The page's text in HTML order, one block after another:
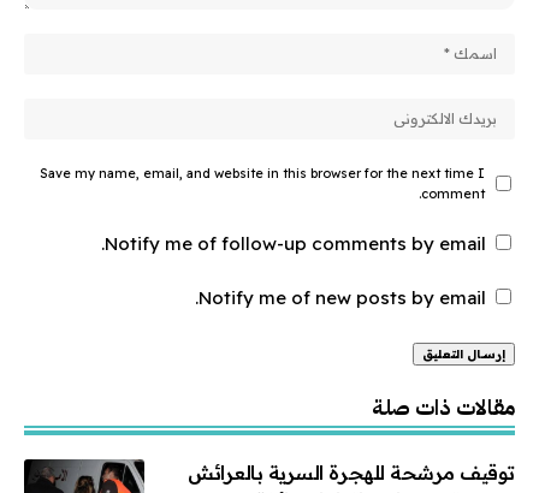
Save my name, email, and website in this browser for the next time I
comment.
Notify me of follow-up comments by email.
Notify me of new posts by email.
مقالات ذات صلة
توقيف مرشحة للهجرة السرية بالعرائش